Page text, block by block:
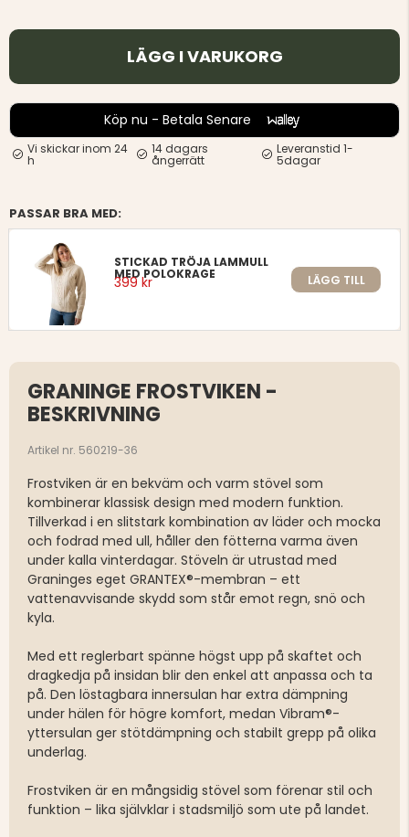
LÄGG I VARUKORG
Köp nu - Betala Senare
Vi skickar inom 24
h
14 dagars
ångerrätt
Leveranstid 1-
5dagar
PASSAR BRA MED:
STICKAD TRÖJA LAMMULL
MED POLOKRAGE
399 kr LÄGG TILL
GRANINGE FROSTVIKEN -
BESKRIVNING
Artikel nr. 560219-36
Frostviken är en bekväm och varm stövel som
kombinerar klassisk design med modern funktion.
Tillverkad i en slitstark kombination av läder och mocka
och fodrad med ull, håller den fötterna varma även
under kalla vinterdagar. Stöveln är utrustad med
Graninges eget GRANTEX®-membran – ett
vattenavvisande skydd som står emot regn, snö och
kyla.
Med ett reglerbart spänne högst upp på skaftet och
dragkedja på insidan blir den enkel att anpassa och ta
på. Den löstagbara innersulan har extra dämpning
under hälen för högre komfort, medan Vibram®-
yttersulan ger stötdämpning och stabilt grepp på olika
underlag.
Frostviken är en mångsidig stövel som förenar stil och
funktion – lika självklar i stadsmiljö som ute på landet.